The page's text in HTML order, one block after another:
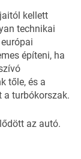
kellett
technikai
építeni, ha
tőle, és a
a turbókorszak.
az autó.